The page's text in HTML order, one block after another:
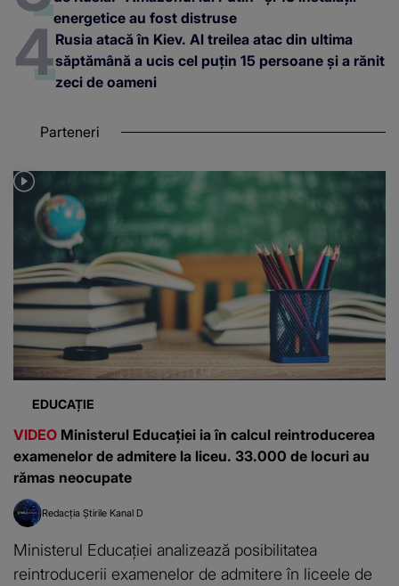
energetice au fost distruse
Rusia atacă în Kiev. Al treilea atac din ultima
săptămână a ucis cel puțin 15 persoane și a rănit
zeci de oameni
Parteneri
EDUCAȚIE
VIDEO Ministerul Educației ia în calcul reintroducerea
examenelor de admitere la liceu. 33.000 de locuri au
rămas neocupate
Redacția Știrile Kanal D
Ministerul Educației analizează posibilitatea
reintroducerii examenelor de admitere în liceele de